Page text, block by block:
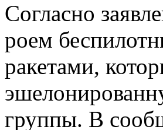
Согласно
роем
ракетами,
группы. В